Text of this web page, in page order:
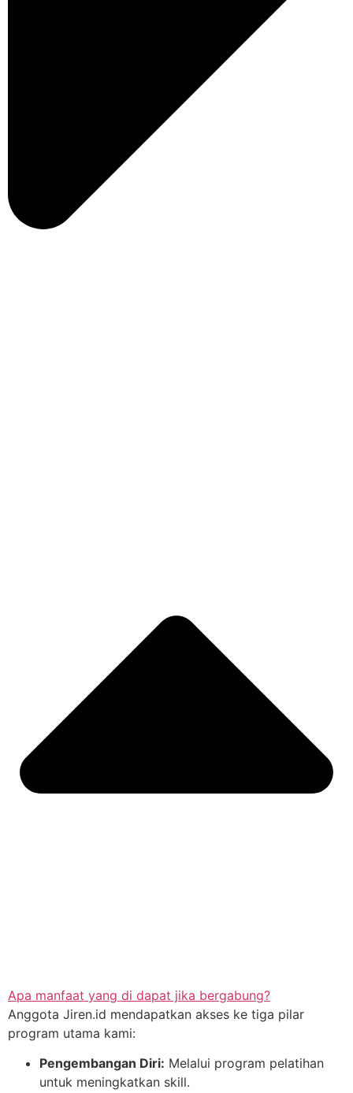
Apa manfaat yang di dapat jika bergabung?
Anggota Jiren.id mendapatkan akses ke tiga pilar
program utama kami:
Pengembangan Diri: Melalui program pelatihan
untuk meningkatkan skill.